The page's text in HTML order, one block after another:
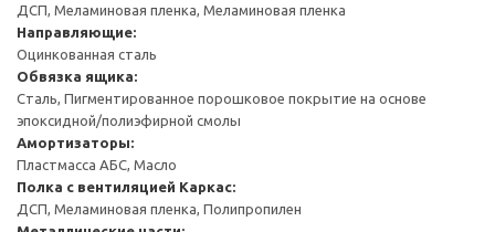
ДСП, Меламиновая пленка, Меламиновая пленка
Направляющие:
Оцинкованная сталь
Обвязка ящика:
Сталь, Пигментированное порошковое покрытие на основе
эпоксидной/полиэфирной смолы
Амортизаторы:
Пластмасса АБС, Масло
Полка с вентиляцией Каркас:
ДСП, Меламиновая пленка, Полипропилен